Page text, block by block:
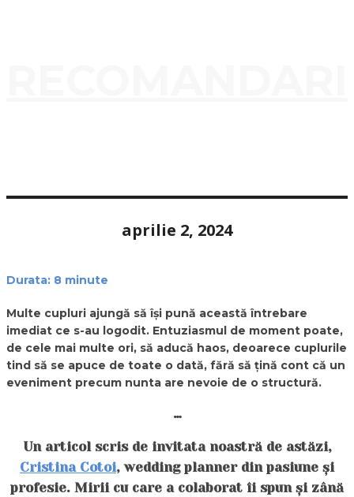
aprilie 2, 2024
Durata: 8 minute
Multe cupluri ajungă să își pună această întrebare
imediat ce s-au logodit. Entuziasmul de moment poate,
de cele mai multe ori, să aducă haos, deoarece cuplurile
tind să se apuce de toate o dată, fără să țină cont că un
eveniment precum nunta are nevoie de o structură.
…
Un articol scris de invitata noastră de astăzi,
Cristina Cotoi, wedding planner din pasiune și
profesie. Mirii cu care a colaborat îi spun și zână